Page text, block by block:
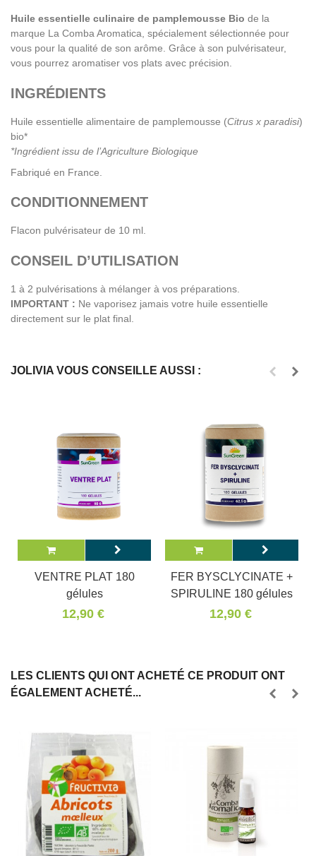
Huile essentielle culinaire de pamplemousse Bio de la
marque La Comba Aromatica, spécialement sélectionnée pour
vous pour la qualité de son arôme. Grâce à son pulvérisateur,
vous pourrez aromatiser vos plats avec précision.
INGRÉDIENTS
Huile essentielle alimentaire de pamplemousse (Citrus x paradisi)
bio*
*Ingrédient issu de l’Agriculture Biologique
Fabriqué en France.
CONDITIONNEMENT
Flacon pulvérisateur de 10 ml.
CONSEIL D’UTILISATION
1 à 2 pulvérisations à mélanger à vos préparations.
IMPORTANT : Ne vaporisez jamais votre huile essentielle
directement sur le plat final.
JOLIVIA VOUS CONSEILLE AUSSI :
VENTRE PLAT 180
gélules
12,90 €
FER BYSCLYCINATE +
SPIRULINE 180 gélules
12,90 €
LES CLIENTS QUI ONT ACHETÉ CE PRODUIT ONT
ÉGALEMENT ACHETÉ...